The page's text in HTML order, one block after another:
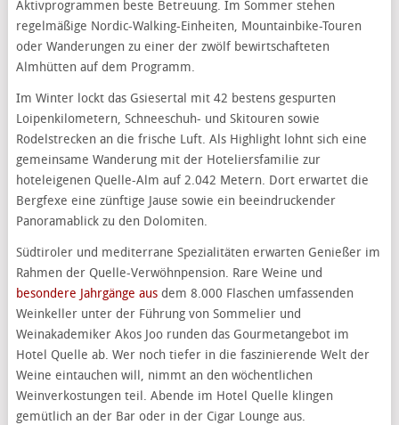
Aktivprogrammen beste Betreuung. Im Sommer stehen
regelmäßige Nordic-Walking-Einheiten, Mountainbike-Touren
oder Wanderungen zu einer der zwölf bewirtschafteten
Almhütten auf dem Programm.
Im Winter lockt das Gsiesertal mit 42 bestens gespurten
Loipenkilometern, Schneeschuh- und Skitouren sowie
Rodelstrecken an die frische Luft. Als Highlight lohnt sich eine
gemeinsame Wanderung mit der Hoteliersfamilie zur
hoteleigenen Quelle-Alm auf 2.042 Metern. Dort erwartet die
Bergfexe eine zünftige Jause sowie ein beeindruckender
Panoramablick zu den Dolomiten.
Südtiroler und mediterrane Spezialitäten erwarten Genießer im
Rahmen der Quelle-Verwöhnpension. Rare Weine und
besondere Jahrgänge ausdem 8.000 Flaschen umfassenden
Weinkeller unter der Führung von Sommelier und
Weinakademiker Akos Joo runden das Gourmetangebot im
Hotel Quelle ab. Wer noch tiefer in die faszinierende Welt der
Weine eintauchen will, nimmt an den wöchentlichen
Weinverkostungen teil. Abende im Hotel Quelle klingen
gemütlich an der Bar oder in der Cigar Lounge aus.